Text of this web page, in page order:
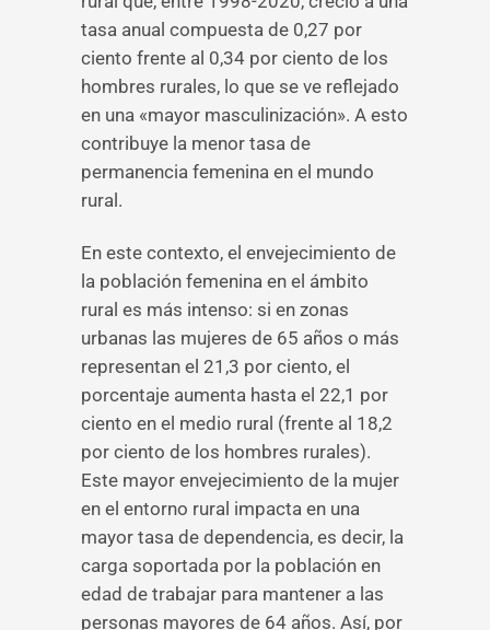
tasa anual compuesta de 0,27 por
ciento frente al 0,34 por ciento de los
hombres rurales, lo que se ve reflejado
en una «mayor masculinización». A esto
contribuye la menor tasa de
permanencia femenina en el mundo
rural.
En este contexto, el envejecimiento de
la población femenina en el ámbito
rural es más intenso: si en zonas
urbanas las mujeres de 65 años o más
representan el 21,3 por ciento, el
porcentaje aumenta hasta el 22,1 por
ciento en el medio rural (frente al 18,2
por ciento de los hombres rurales).
Este mayor envejecimiento de la mujer
en el entorno rural impacta en una
mayor tasa de dependencia, es decir, la
carga soportada por la población en
edad de trabajar para mantener a las
personas mayores de 64 años. Así, por